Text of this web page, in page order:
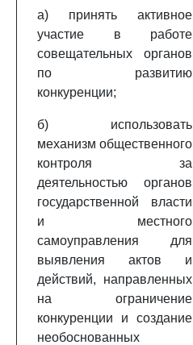
а) принять активное
участие в работе
совещательных органов
по развитию
конкуренции;
б) использовать
механизм общественного
контроля за
деятельностью органов
государственной власти
и местного
самоуправления для
выявления актов и
действий, направленных
на ограничение
конкуренции и создание
необоснованных